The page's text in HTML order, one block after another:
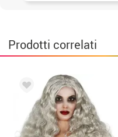
Prodotti correlati